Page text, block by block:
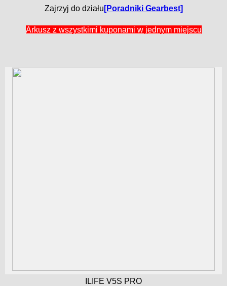
Zajrzyj do działu [Poradniki Gearbest]
Arkusz z wszystkimi kuponami w jednym miejscu
ILIFE V5S PRO